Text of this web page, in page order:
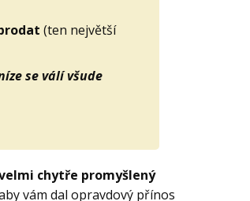
(ten největší
se válí všude
chytře promyšlený
vám dal opravdový přínos